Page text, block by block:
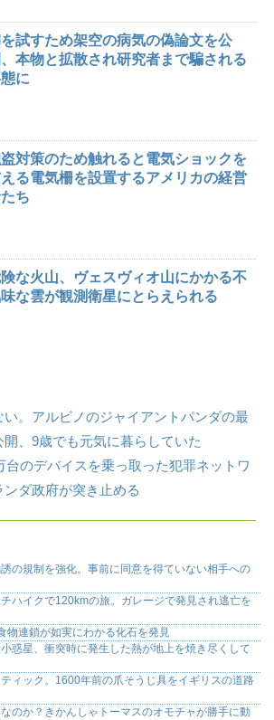
試すため架空の病気の偽論文を公
、本物と拡散され研究者まで騙される
に
対策のため触れると電気ショックを
る電気柵を設置するアメリカの経営
ち
な火山、ヴェスヴィオ山にかかる不
な雲が観測衛星にとらえられる
い。アルビノのジャイアントパンダの最
開、9歳でも元気に暮らしていた
台のデバイスを乗っ取った犯罪ネットワ
ンダ政府が突き止める
の規制を強化。事前に同意を得ていない相手への
ハイクで120kmの旅。ガレージで発見され逃亡を
物連鎖が如実にわかる化石を発見
惑星、衝突時に発生した熱が地上を焼き尽くして
ィック。1600年前の爪そうじ具をイギリスの道路
のか？きかんしゃトーマスのオモチャが勝手に動